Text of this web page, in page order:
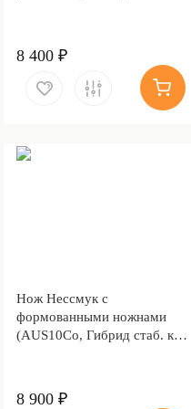
Обработка клинка
Stonewash)
8 400 ₽
Нож Нессмук с
формованными ножнами
(AUS10Co, Гибрид стаб. кап
8 900 ₽